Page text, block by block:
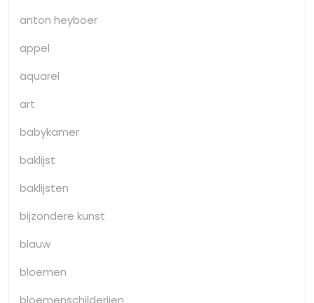
anton heyboer
appel
aquarel
art
babykamer
baklijst
baklijsten
bijzondere kunst
blauw
bloemen
bloemenschilderijen